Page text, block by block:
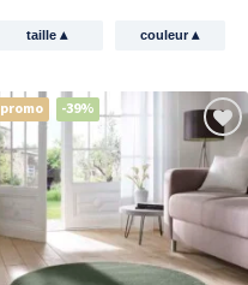
taille▴ couleur▴
promo -39%